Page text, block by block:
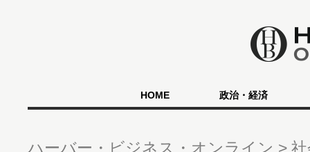
HOME 政治・経済
ハーバー・ビジネス・オンライン